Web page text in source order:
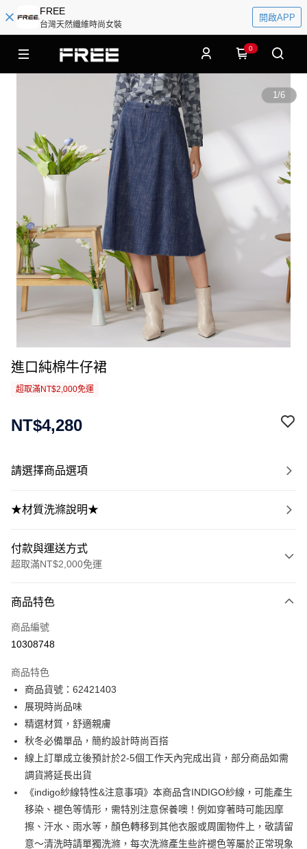
FREE
台灣天然纖維時尚女裝
開啟APP
0
1/6
進口純棉牛仔裙
超取滿NT$2,000免運
NT$4,280
請選擇商品選項
★材質洗滌說明★
付款與運送方式
超取滿NT$2,000免運
信用卡一次付款
信用卡分期付款
合作金庫商業銀行
華南商業銀行
上海商業儲蓄銀行
國泰世華商業銀行
臺灣中小企業銀行
台中商業銀行
匯豐（台灣）商業銀行
華泰商業銀行
聯邦商業銀行
遠東國際商業銀行
元大商業銀行
玉山商業銀行
星展（台灣）商業銀行
台新國際商業銀行
中國信託商業銀行
台灣樂天信用卡公司
6 期 0 利率 每期
華南商業銀行
上海商業儲蓄銀行
國泰世華商業銀行
兆豐國際商業銀行
臺灣中小企業銀行
台中商業銀行
匯豐（台灣）商業銀行
聯邦商業銀行
遠東國際商業銀行
元大商業銀行
永豐商業銀行
玉山商業銀行
星展（台灣）商業銀行
台新國際商業銀行
中國信託商業銀行
台灣樂天信用卡公司
12 期 0 利率 每期
合作金庫商業銀行
上海商業儲蓄銀行
台北富邦商業銀行
國泰世華商業銀行
兆豐國際商業銀行
臺灣中小企業銀行
匯豐（台灣）商業銀行
華泰商業銀行
聯邦商業銀行
遠東國際商業銀行
元大商業銀行
永豐商業銀行
玉山商業銀行
星展（台灣）商業銀行
超商取貨付款
LINE Pay
Apple Pay
街口支付
悠遊付
商品特色
商品編號
10308748
商品特色
商品貨號：62421403
展現時尚品味
精選材質，舒適親膚
秋冬必備單品，簡約設計時尚百搭
線上訂單成立後預計於2-5個工作天內完成出貨，部分商品如需
調貨將延長出貨
《indigo紗線特性&注意事項》本商品含INDIGO紗線，可能產生
移染、褪色等情形，需特別注意保養噢！例如穿著時可能因摩
擦、汗水、雨水等，顏色轉移到其他衣服或周圍物件上，敬請留
意～清洗時請單獨洗滌，每次洗滌產生些許褪色等屬於正常現象